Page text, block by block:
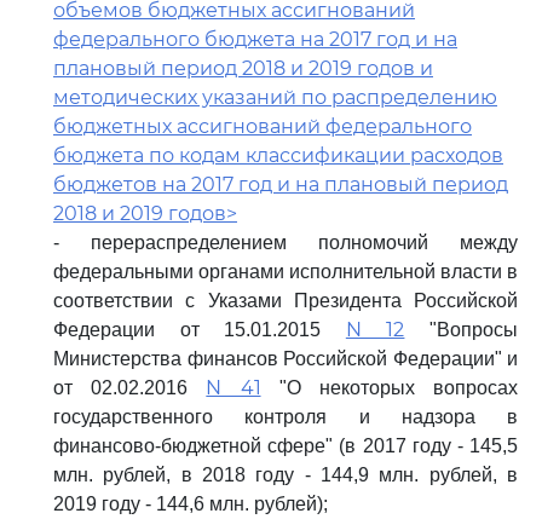
объемов бюджетных ассигнований
федерального бюджета на 2017 год и на
плановый период 2018 и 2019 годов и
методических указаний по распределению
бюджетных ассигнований федерального
бюджета по кодам классификации расходов
бюджетов на 2017 год и на плановый период
2018 и 2019 годов>
- перераспределением полномочий между
федеральными органами исполнительной власти в
соответствии с Указами Президента Российской
Федерации от 15.01.2015 N 12 "Вопросы
Министерства финансов Российской Федерации" и
от 02.02.2016 N 41 "О некоторых вопросах
государственного контроля и надзора в
финансово-бюджетной сфере" (в 2017 году - 145,5
млн. рублей, в 2018 году - 144,9 млн. рублей, в
2019 году - 144,6 млн. рублей);